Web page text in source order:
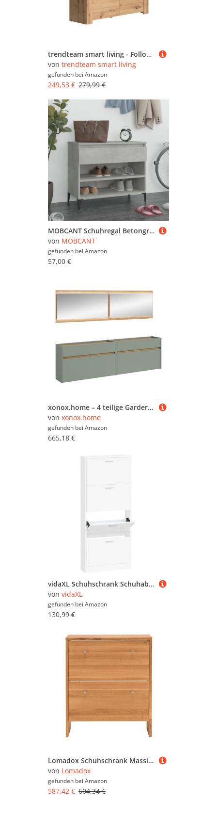
trendteam smart living - Follow - Kommode - Artisan Eiche-Matera - Schuhkommode mit grauen Akzenten 2 Türen, 2 Einlegeböden und 2 Schubladen - (BxHxT) 116 x 91 x 35 cm - Vollauszug-Funktion
von trendteam smart living
gefunden bei Amazon
249,53 € 279,99 €
MOBCANT Schuhregal Betongrau 70x36x60 cm Holzwerkstoff, Shoe Rack Schuhschrank Schuhkommode Schuhaufbewahrung Geeignet für Flur Wohnzimmer Schlafzimmer Garderobe
von MOBCANT
gefunden bei Amazon
57,00 €
xonox.home – 4 teilige Garderobenkombination Drive 220x192x32 cm in Salbei und Artisan Oak Nachbildung – Set mit Spiegel und Schuhkommode – Moderne Garderobe für Diele & Eingangsbereich
von xonox.home
gefunden bei Amazon
665,18 €
vidaXL Schuhschrank Schuhablage Schuhregal Schuhständer Schuhaufbewahrung Schuhkipper Kipper Schuhkommode Weiß 59x17x150cm Holzwerkstoff
von vidaXL
gefunden bei Amazon
130,99 €
Lomadox Schuhschrank Massivholz Eiche Schuhkipper Schuhkommode Schuhorganizer Garderobenschrank 2 Klappen Softclose 82x95x27 cm
von Lomadox
gefunden bei Amazon
587,42 € 604,34 €